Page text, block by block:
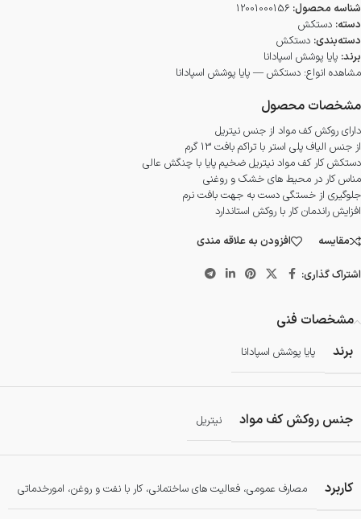
شناسه محصول: 12001000156
دسته: دستکش
دسته‌بندی: دستکش
برند: پایا پوشش اسپادانا
مشاهده انواع: دستکش — پایا پوشش اسپادانا
مشخصات محصول
دارای روکش کف مواد از جنس نیتریل
از جنس الیاف پلی استر با تراکم بافت 13 گرم
دستکش کار کف مواد نیتریل ضخیم پایا با چنگش عالی
مناس کار در محیط های خشک و روغنی
جلوگیری از خستگی دست به جهت بافت نرم
افزایش راندمان کار با روکش استاندارد
مقایسه
افزودن به علاقه مندی
اشتراک گذاری:
مشخصات فنی
برند
پایا پوشش اسپادانا
جنس روکش کف مواد نیتریل
کاربرد مصارف عمومی، فعالیت های ساختمانی، کار با نفت و روغن، امورخدماتی